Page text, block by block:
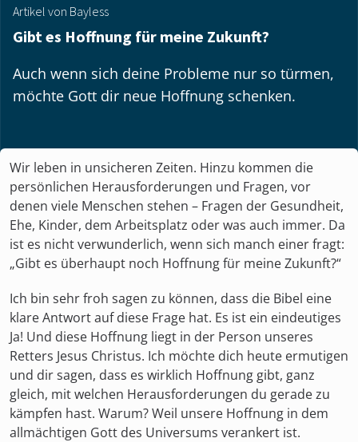
Artikel von Bayless
Gibt es Hoffnung für meine Zukunft?
Auch wenn sich deine Probleme nur so türmen,
möchte Gott dir neue Hoffnung schenken.
Wir leben in unsicheren Zeiten. Hinzu kommen die
persönlichen Herausforderungen und Fragen, vor
denen viele Menschen stehen – Fragen der Gesundheit,
Ehe, Kinder, dem Arbeitsplatz oder was auch immer. Da
ist es nicht verwunderlich, wenn sich manch einer fragt:
„Gibt es überhaupt noch Hoffnung für meine Zukunft?“
Ich bin sehr froh sagen zu können, dass die Bibel eine
klare Antwort auf diese Frage hat. Es ist ein eindeutiges
Ja! Und diese Hoffnung liegt in der Person unseres
Retters Jesus Christus. Ich möchte dich heute ermutigen
und dir sagen, dass es wirklich Hoffnung gibt, ganz
gleich, mit welchen Herausforderungen du gerade zu
kämpfen hast. Warum? Weil unsere Hoffnung in dem
allmächtigen Gott des Universums verankert ist.